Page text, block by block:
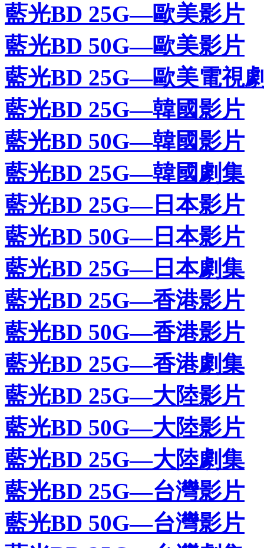
藍光BD 25G—歐美影片
藍光BD 50G—歐美影片
藍光BD 25G—歐美電視
藍光BD 25G—韓國影片
藍光BD 50G—韓國影片
藍光BD 25G—韓國劇集
藍光BD 25G—日本影片
藍光BD 50G—日本影片
藍光BD 25G—日本劇集
藍光BD 25G—香港影片
藍光BD 50G—香港影片
藍光BD 25G—香港劇集
藍光BD 25G—大陸影片
藍光BD 50G—大陸影片
藍光BD 25G—大陸劇集
藍光BD 25G—台灣影片
藍光BD 50G—台灣影片